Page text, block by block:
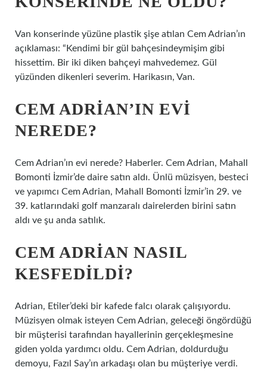
Van konserinde yüzüne plastik şişe atılan Cem Adrian’ın
açıklaması: “Kendimi bir gül bahçesindeymişim gibi
hissettim. Bir iki diken bahçeyi mahvedemez. Gül
yüzünden dikenleri severim. Harikasın, Van.
CEM ADRIAN’IN EVI
NEREDE?
Cem Adrian’ın evi nerede? Haberler. Cem Adrian, Mahall
Bomonti İzmir’de daire satın aldı. Ünlü müzisyen, besteci
ve yapımcı Cem Adrian, Mahall Bomonti İzmir’in 29. ve
39. katlarındaki golf manzaralı dairelerden birini satın
aldı ve şu anda satılık.
CEM ADRIAN NASIL
KESFEDILDI?
Adrian, Etiler’deki bir kafede falcı olarak çalışıyordu.
Müzisyen olmak isteyen Cem Adrian, geleceği öngördüğü
bir müşterisi tarafından hayallerinin gerçekleşmesine
giden yolda yardımcı oldu. Cem Adrian, doldurduğu
demoyu, Fazıl Say’ın arkadaşı olan bu müşteriye verdi.